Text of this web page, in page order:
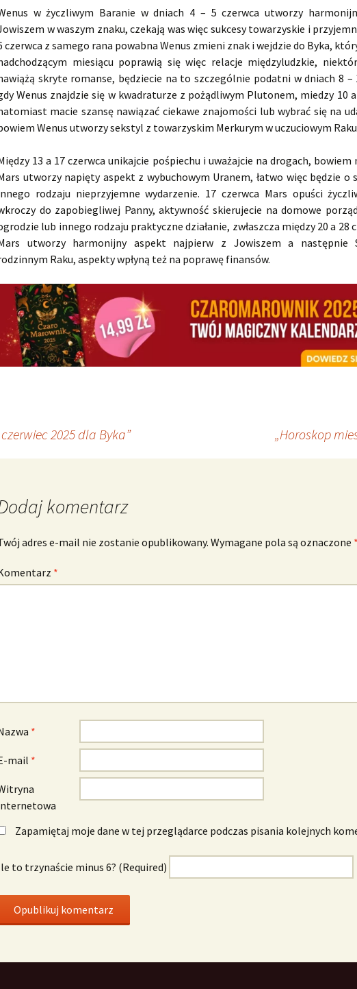
w życzliwym Baranie w dniach 4 – 5 czerwca utworzy
w waszym znaku, czekają was więc sukcesy towarzyskie i
czerwca z samego rana powabna Wenus zmieni znak i wejdzie do Byka,
miesiącu poprawią się więc relacje międzyludzkie,
skryte romanse, będziecie na to szczególnie podatni w dniach 8 –
Wenus znajdzie się w kwadraturze z pożądliwym Plutonem, miedzy 10
macie szansę nawiązać ciekawe znajomości lub wybrać się na
Wenus utworzy sekstyl z towarzyskim Merkurym w uczuciowym
13 a 17 czerwca unikajcie pośpiechu i uważajcie na drogach,
utworzy napięty aspekt z wybuchowym Uranem, łatwo więc będzie o
rodzaju nieprzyjemne wydarzenie. 17 czerwca Mars opuści
do zapobiegliwej Panny, aktywność skierujecie na domowe
lub innego rodzaju praktyczne działanie, zwłaszcza między 20 a 28
utworzy harmonijny aspekt najpierw z Jowiszem a następnie
Raku, aspekty wpłyną też na poprawę finansów.
2025 dla Byka” „Horoskop
komentarz
adres e-mail nie zostanie opublikowany. Wymagane pola są oznaczone *
*
*
mail *
Zapamiętaj moje dane w tej przeglądarce podczas pisania kolejnych
to trzynaście minus 6? (Required)